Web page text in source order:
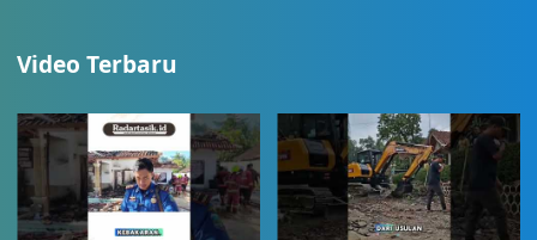
Video Terbaru